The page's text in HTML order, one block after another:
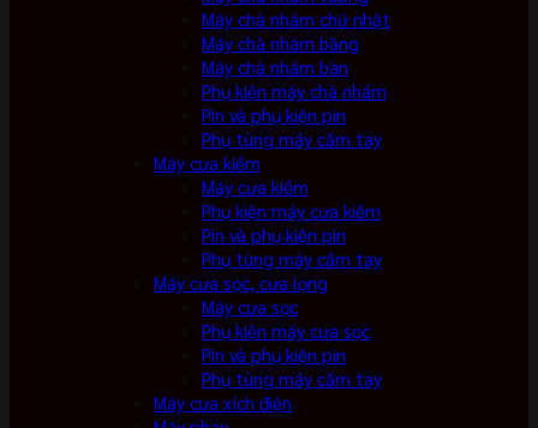
Máy chà nhám chữ nhật
Máy chà nhám băng
Máy chà nhám bàn
Phụ kiện máy chà nhám
Pin và phụ kiện pin
Phụ tùng máy cầm tay
Máy cưa kiếm
Máy cưa kiếm
Phụ kiện máy cưa kiếm
Pin và phụ kiện pin
Phụ tùng máy cầm tay
Máy cưa sọc, cưa lọng
Máy cưa sọc
Phụ kiện máy cưa sọc
Pin và phụ kiện pin
Phụ tùng máy cầm tay
Máy cưa xích điện